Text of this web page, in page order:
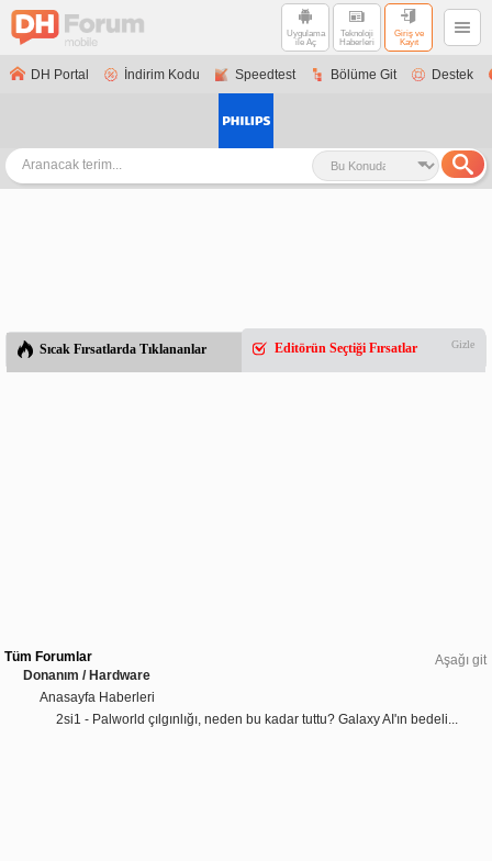
Uygulama
ile Aç
Teknoloji
Haberleri
Giriş ve
Kayıt
DH Portal İndirim Kodu Speedtest Bölüme Git Destek
Sıcak Fırsatlarda Tıklananlar Editörün Seçtiği Fırsatlar Gizle
Aşağı git
Tüm Forumlar
Donanım / Hardware
Anasayfa Haberleri
2si1 - Palworld çılgınlığı, neden bu kadar tuttu? Galaxy AI'ın bedeli...